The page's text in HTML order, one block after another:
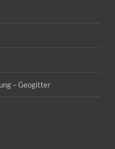
– Geogitter